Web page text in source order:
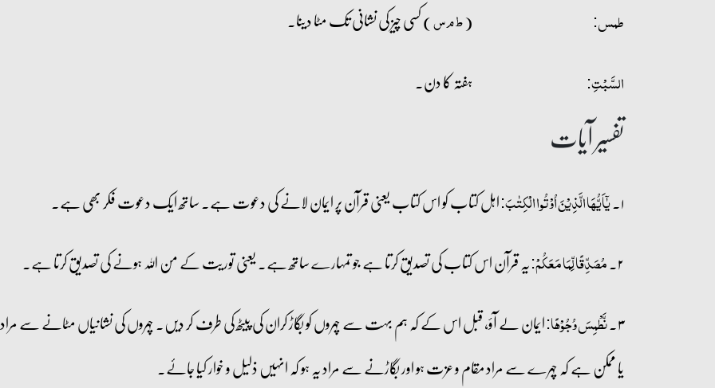
طمس: (ط م س) کسی چیز کی نشانی تک مٹا دینا۔
السَّبۡتِ: ہفتہ کا دن۔
تفسیر آیات
۱۔ یٰۤاَیُّہَا الَّذِیۡنَ اُوۡتُوا الۡکِتٰبَ:اہل کتاب کو اس کتاب یعنی قرآن پر ایمان لانے کی دعوت ہے۔ ساتھ ایک دعوت فکر بھی ہے۔
۲۔ مُصَدِّقًا لِّمَا مَعَکُمۡ:یہ قرآن اس کتاب کی تصدیق کرتا ہے جو تمہارے ساتھ ہے۔ یعنی توریت کے من اللہ ہونے کی تصدیق کرتا ہے۔
۳۔ نَّطۡمِسَ وُجُوۡہًا:ایمان لے آؤ، قبل اس کے کہ ہم بہت سے چہروں کو بگاڑ کران کی پیٹھ کی طرف کر دیں۔ چہروں کی نشانیاں مٹانے سے
یا ممکن ہے کہ چہرے سے مراد مقام و عزت ہو اور بگاڑنے سے مراد یہ ہو کہ انہیں ذلیل و خوار کیا جائے۔